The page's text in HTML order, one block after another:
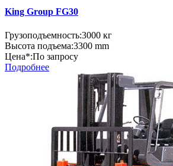
King Group FG30
Грузоподъемность:3000 кг
Высота подъема:3300 mm
Цена*:По запросу
Подробнее